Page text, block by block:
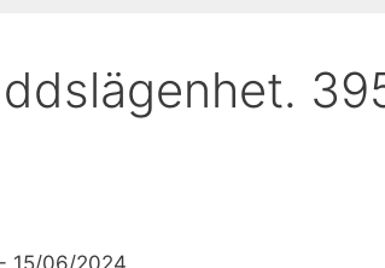
15/06/2024